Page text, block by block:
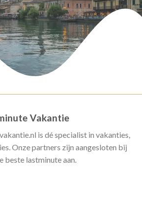
Vakantie
is dé specialist in vakanties,
Onze partners zijn aangesloten bij
beste lastminute aan.